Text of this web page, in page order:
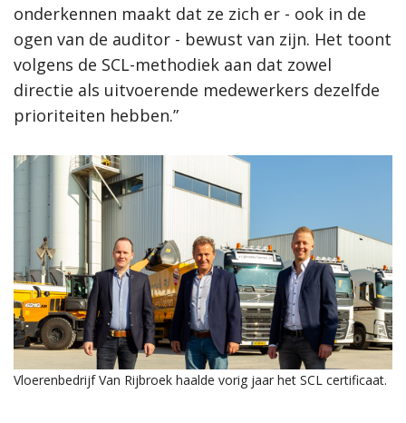
onderkennen maakt dat ze zich er - ook in de
ogen van de auditor - bewust van zijn. Het toont
volgens de SCL-methodiek aan dat zowel
directie als uitvoerende medewerkers dezelfde
prioriteiten hebben.”
Vloerenbedrijf Van Rijbroek haalde vorig jaar het SCL certificaat.